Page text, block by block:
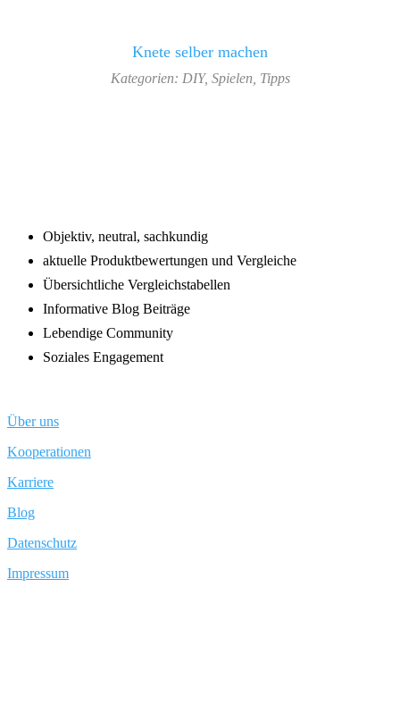
Knete selber machen
Kategorien: DIY, Spielen Tipps
Objektiv, neutral, sachkundig
aktuelle Produktbewertungen und Vergleiche
Übersichtliche Vergleichstabellen
Informative Blog Beiträge
Lebendige Community
Soziales Engagement
Über uns
Kooperationen
Karriere
Blog
Datenschutz
Impressum